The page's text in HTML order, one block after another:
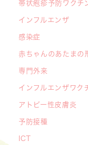
ゴールデンウィ
関する重要なお願
含めて「4日間」
帯状疱疹予防ワクチ
インフルエンザ
感染症
赤ちゃんのあたまの
専門外来
インフルエンザワク
アトピー性皮膚炎
予防接種
ICT